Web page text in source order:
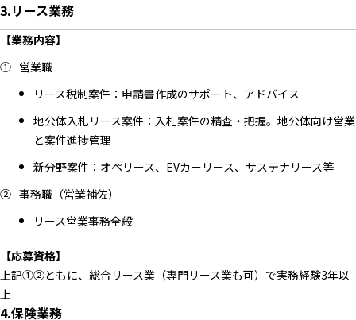
3.リース業務
【業務内容】
営業職
リース税制案件：申請書作成のサポート、アドバイス
地公体入札リース案件：入札案件の精査・把握。地公体向け営業
と案件進捗管理
新分野案件：オペリース、EVカーリース、サステナリース等
事務職（営業補佐）
リース営業事務全般
【応募資格】
上記①②ともに、総合リース業（専門リース業も可）で実務経験3年以
上
4.保険業務